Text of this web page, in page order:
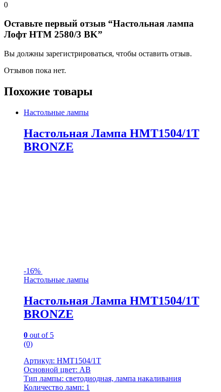
0
Оставьте первый отзыв “Настольная лампа
Лофт HTM 2580/3 BK”
Вы должны зарегистрироваться, чтобы оставить отзыв.
Отзывов пока нет.
Похожие товары
Настольные лампы
Настольная Лампа HMT1504/1T
BRONZE
-16%
Настольные лампы
Настольная Лампа HMT1504/1T
BRONZE
0 out of 5
(0)
Артикул: HMT1504/1T
Основной цвет: AB
Тип лампы: светодиодная, лампа накаливания
Количество ламп: 1